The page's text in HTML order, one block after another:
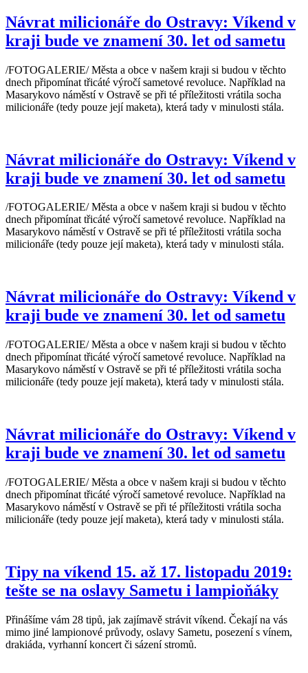
Návrat milicionáře do Ostravy: Víkend v
kraji bude ve znamení 30. let od sametu
/FOTOGALERIE/ Města a obce v našem kraji si budou v těchto
dnech připomínat třicáté výročí sametové revoluce. Například na
Masarykovo náměstí v Ostravě se při té příležitosti vrátila socha
milicionáře (tedy pouze její maketa), která tady v minulosti stála.
Návrat milicionáře do Ostravy: Víkend v
kraji bude ve znamení 30. let od sametu
/FOTOGALERIE/ Města a obce v našem kraji si budou v těchto
dnech připomínat třicáté výročí sametové revoluce. Například na
Masarykovo náměstí v Ostravě se při té příležitosti vrátila socha
milicionáře (tedy pouze její maketa), která tady v minulosti stála.
Návrat milicionáře do Ostravy: Víkend v
kraji bude ve znamení 30. let od sametu
/FOTOGALERIE/ Města a obce v našem kraji si budou v těchto
dnech připomínat třicáté výročí sametové revoluce. Například na
Masarykovo náměstí v Ostravě se při té příležitosti vrátila socha
milicionáře (tedy pouze její maketa), která tady v minulosti stála.
Návrat milicionáře do Ostravy: Víkend v
kraji bude ve znamení 30. let od sametu
/FOTOGALERIE/ Města a obce v našem kraji si budou v těchto
dnech připomínat třicáté výročí sametové revoluce. Například na
Masarykovo náměstí v Ostravě se při té příležitosti vrátila socha
milicionáře (tedy pouze její maketa), která tady v minulosti stála.
Tipy na víkend 15. až 17. listopadu 2019:
tešte se na oslavy Sametu i lampioňáky
Přinášíme vám 28 tipů, jak zajímavě strávit víkend. Čekají na vás
mimo jiné lampionové průvody, oslavy Sametu, posezení s vínem,
drakiáda, vyrhanní koncert či sázení stromů.